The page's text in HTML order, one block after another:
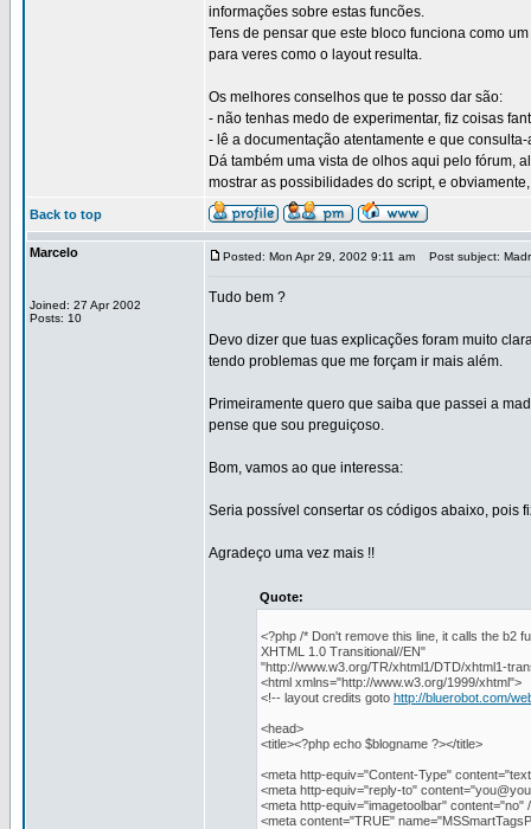
informações sobre estas funcões.
Tens de pensar que este bloco funciona como
para veres como o layout resulta.
Os melhores conselhos que te posso dar são:
- não tenhas medo de experimentar, fiz coisas
- lê a documentação atentamente e que
Dá também uma vista de olhos aqui pelo fórum,
mostrar as possibilidades do script, e
Back to top
Marcelo
Joined: 27 Apr 2002
Posts: 10
Posted: Mon Apr 29, 2002 9:11 am Post subject:
Tudo bem ?
Devo dizer que tuas explicações foram muito
tendo problemas que me forçam ir mais além.
Primeiramente quero que saiba que passei a
pense que sou preguiçoso.
Bom, vamos ao que interessa:
Seria possível consertar os códigos abaixo, pois
Agradeço uma vez mais !!
Quote:
<?php /* Don't remove this line, it calls the b2
XHTML 1.0 Transitional//EN"
"http://www.w3.org/TR/xhtml1/DTD/xhtml1-
<html xmlns="http://www.w3.org/1999/xhtml">
<!-- layout credits goto http://bluerobot.com/
<head>
<title><?php echo $blogname ?></title>
<meta http-equiv="Content-Type"
<meta http-equiv="reply-to" content="
<meta http-equiv="imagetoolbar" content="no"
<meta content="TRUE"